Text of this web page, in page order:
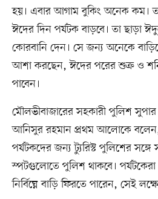
হয়। এবার আগাম বুকিং অনেক কম।
ঈদের দিন পর্যটক বাড়বে। তা ছাড়া
কোরবানি দেন। সে জন্য অনেকে
আশা করছেন, ঈদের পরের শুক্র ও
পাবেন।
মৌলভীবাজারের সহকারী পুলিশ সুপার
আনিসুর রহমান প্রথম আলোকে
পর্যটকদের জন্য ট্যুরিস্ট পুলিশের সঙ্গে
স্পটগুলোতে পুলিশ থাকবে। পর্যটকেরা
নির্বিঘ্নে বাড়ি ফিরতে পারেন, সেই